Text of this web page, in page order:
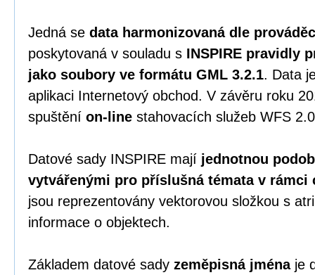
Jedná se data harmonizovaná dle
poskytovaná v souladu s INSPIRE pravidly
jako soubory ve formátu GML 3.2.1. Data
aplikaci Internetový obchod. V závěru roku
spuštění on-line stahovacích služeb WFS
Datové sady INSPIRE mají jednotnou
vytvářenými pro příslušná témata v rámci
jsou reprezentovány vektorovou složkou s
informace o objektech.
Základem datové sady zeměpisná jménaje